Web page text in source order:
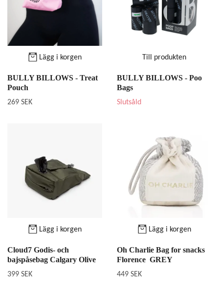
Lägg i korgen
BULLY BILLOWS - Treat
Pouch
269 SEK
Till produkten
BULLY BILLOWS - Poo
Bags
Slutsåld
Lägg i korgen
Cloud7 Godis- och
bajspåsebag Calgary Olive
399 SEK
Lägg i korgen
Oh Charlie Bag for snacks
Florence GREY
449 SEK